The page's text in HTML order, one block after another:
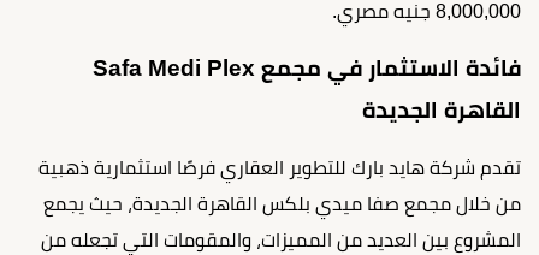
8,000,000 جنيه مصري.
فائدة الاستثمار في مجمع Safa Medi Plex
القاهرة الجديدة
تقدم شركة هايد بارك للتطوير العقاري فرصًا استثمارية ذهبية
من خلال مجمع صفا ميدي بلكس القاهرة الجديدة، حيث يجمع
المشروع بين العديد من المميزات، والمقومات التي تجعله من